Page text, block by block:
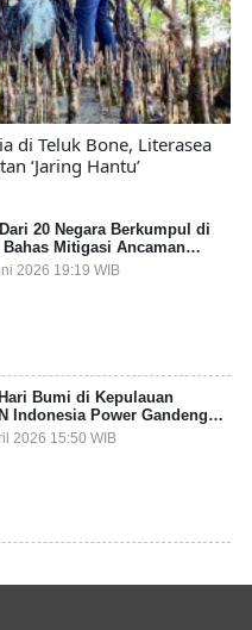
di Teluk Bone, Literasea
‘Jaring Hantu’
20 Negara Berkumpul di
Bahas Mitigasi Ancaman
2026 19:19 WIB
Bumi di Kepulauan
Indonesia Power Gandeng
Giatkan Restorasi
2026 15:50 WIB